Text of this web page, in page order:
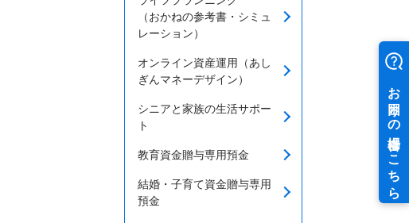
（おかねの参考書・シミュ
レーション）
オンライン資産運用（あし
ぎんマネーデザイン）
シニアと家族の生活サポー
ト
教育資金贈与専用預金
結婚・子育て資金贈与専用
預金